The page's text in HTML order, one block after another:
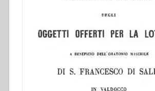
Luigi
a
Porta
e